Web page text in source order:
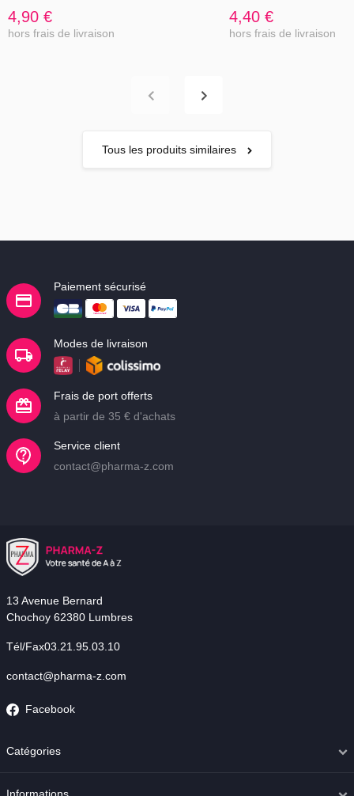
4,90 €
hors frais de livraison
4,40 €
hors frais de livraison
Tous les produits similaires
Paiement sécurisé
Modes de livraison
Frais de port offerts
à partir de 35 € d'achats
Service client
contact@pharma-z.com
13 Avenue Bernard
Chochoy 62380 Lumbres
Tél/Fax03.21.95.03.10
contact@pharma-z.com
Facebook
Catégories